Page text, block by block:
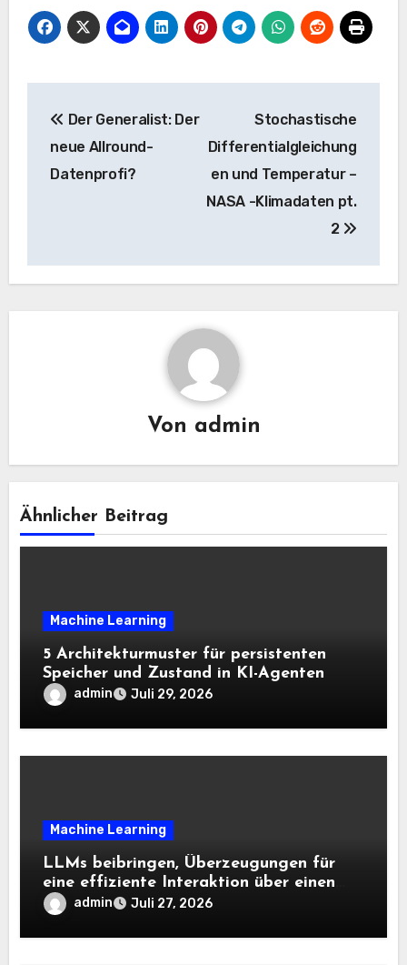
Navigation
Der Generalist: Der
neue Allround-
Datenprofi?
Stochastische
Differentialgleichung
en und Temperatur –
NASA -Klimadaten pt.
2
Von admin
Ähnlicher Beitrag
Machine Learning
5 Architekturmuster für persistenten
Speicher und Zustand in KI-Agenten
admin Juli 29, 2026
Machine Learning
LLMs beibringen, Überzeugungen für
eine effiziente Interaktion über einen
langen Horizont hinweg zu aktualisieren
– The Berkeley Synthetic Intelligence
Analysis Weblog
admin Juli 27, 2026